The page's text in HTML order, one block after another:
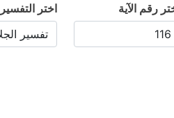
رقم الآية اختر التفسير